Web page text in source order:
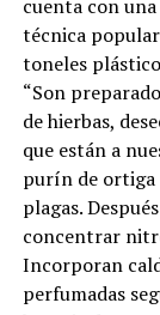
cuenta con
técnica
toneles
“Son
de hierbas,
que están a
purín de ortiga
plagas.
concentrar
Incorporan
perfumadas